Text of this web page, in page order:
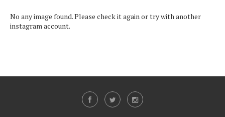
No any image found. Please check it again or try with another
instagram account.